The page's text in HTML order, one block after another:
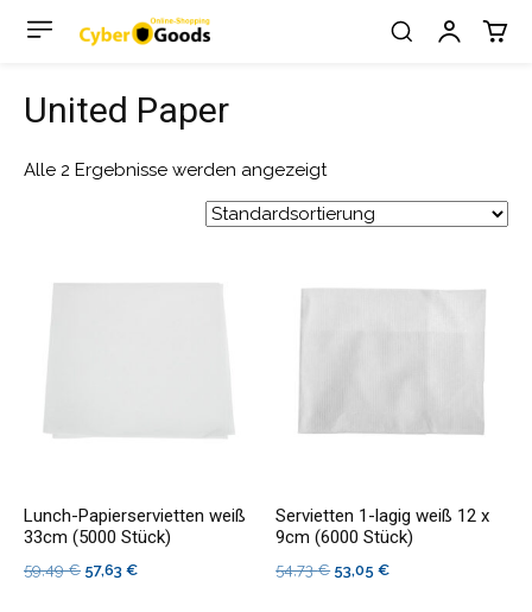
United Paper
Alle 2 Ergebnisse werden angezeigt
Lunch-Papierservietten weiß
33cm (5000 Stück)
59,49€ Ursprünglicher
57,63 €Aktueller
Servietten 1-lagig weiß 12 x
9cm (6000 Stück)
54,73€ Ursprünglicher
53,05€Aktueller